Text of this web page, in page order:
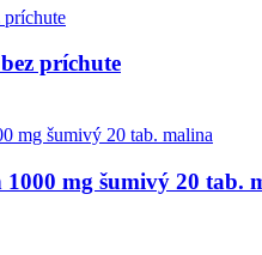
príchute
mg šumivý 20 tab.